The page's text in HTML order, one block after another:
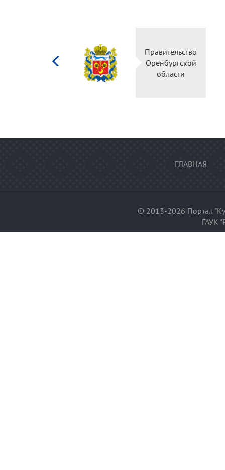
Правительство
Оренбургской
области
ГЛАВНАЯ
© 2013-2026 Портал
ГАУК